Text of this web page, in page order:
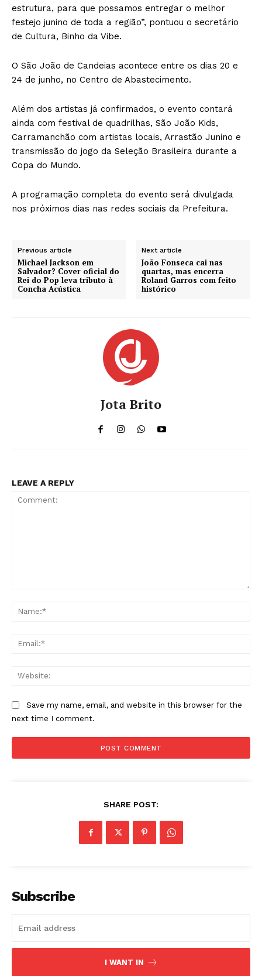
estrutura, para que possamos entregar o melhor
festejo junino de toda a região”, pontuou o secretário
de Cultura, Binho da Vibe.
O São João de Candeias acontece entre os dias 20 e
24 de junho, no Centro de Abastecimento.
Além dos artistas já confirmados, o evento contará
ainda com festival de quadrilhas, São João Kids,
Carramanchão com artistas locais, Arrastão Junino e
transmissão do jogo da Seleção Brasileira durante a
Copa do Mundo.
A programação completa do evento será divulgada
nos próximos dias nas redes sociais da Prefeitura.
Previous article
Michael Jackson em
Salvador? Cover oficial do
Rei do Pop leva tributo à
Concha Acústica
Next article
João Fonseca cai nas
quartas, mas encerra
Roland Garros com feito
histórico
Jota Brito
LEAVE A REPLY
Save my name, email, and website in this browser for the
next time I comment.
SHARE POST:
Subscribe
I WANT IN